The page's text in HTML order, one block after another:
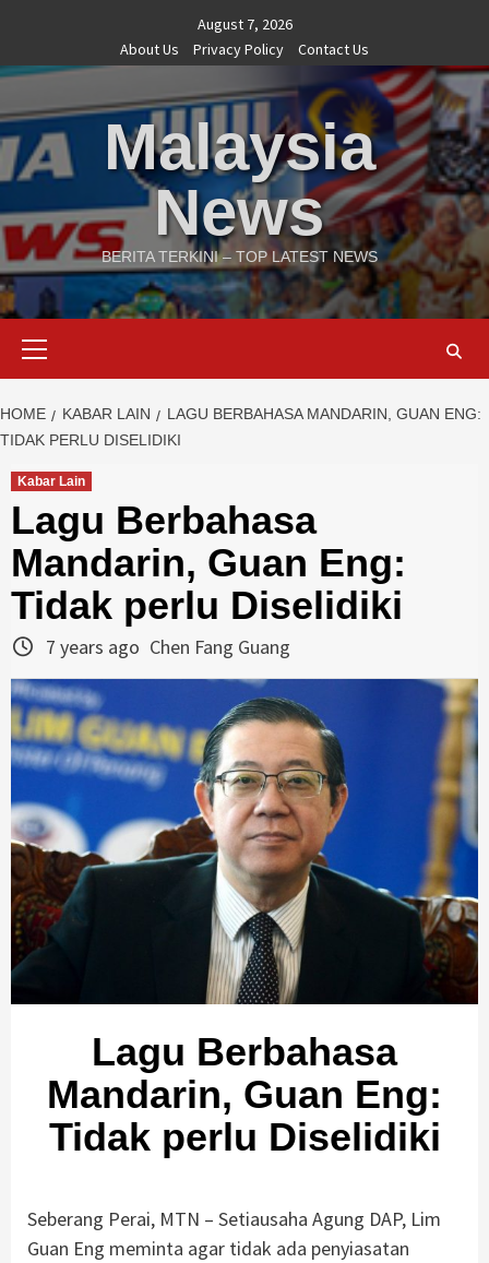
content
August 7, 2026
About Us
Privacy Policy Contact Us
Malaysia
News
BERITA TERKINI – TOP LATEST NEWS
HOME KABAR LAIN
LAGU BERBAHASA MANDARIN, GUAN ENG:
TIDAK PERLU DISELIDIKI
Kabar Lain
Lagu Berbahasa
Mandarin, Guan Eng:
Tidak perlu Diselidiki
7 years ago Chen Fang Guang
Lagu Berbahasa
Mandarin, Guan Eng:
Tidak perlu Diselidiki
Seberang Perai, MTN – Setiausaha Agung DAP, Lim
Guan Eng meminta agar tidak ada penyiasatan